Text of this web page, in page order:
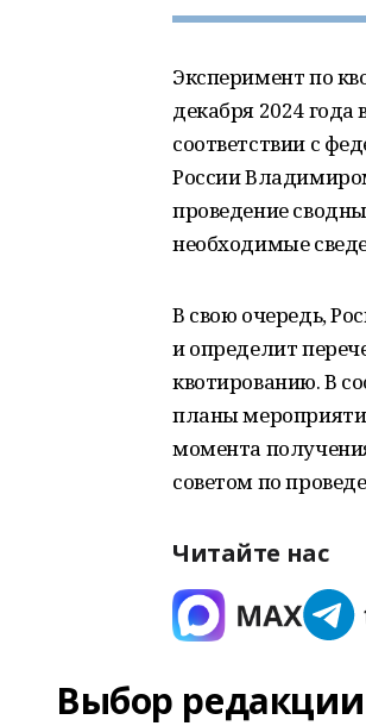
Эксперимент по
декабря 2024 года
соответствии с
России
проведение
необходимые
В свою очередь,
и определит
квотированию. В
планы
момента
советом по
Читайте нас
Выбор редакции